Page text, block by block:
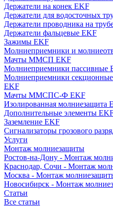
Держатели на конек EKF
Держатели для водосточных
Держатели проводника на
Держатели фальцевые EKF
Зажимы EKF
Молниеприемники и
Мачты ММСП EKF
Молниеприемники пассивные
Молниеприемники
EKF
Мачты ММСПС-Ф EKF
Изолированная молниезащита
Дополнительные элементы
Заземление EKF
Сигнализаторы грозового
Услуги
Монтаж молниезащиты
Ростов-на-Дону - Монтаж
Краснодар, Сочи - Монтаж
Москва - Монтаж
Новосибирск - Монтаж
Статьи
Все статьи